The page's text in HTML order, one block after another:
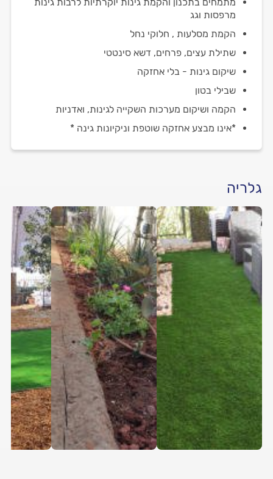
מרפסות וגג
הקמת מסלעות , חלוקי נחל
שתילת עצים, פרחים, דשא סינטטי
שיקום גינות - בלי אחזקה
שבילי בטון
הקמה ושיקום מערכות השקייה לגינות, ואדניות
*אינו מבצע אחזקה שוטפת וניקיונות גינה *
גלריה